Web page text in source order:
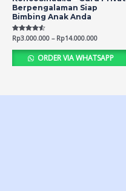
Berpengalaman Siap
Bimbing Anak Anda
Rated
4.54
out of 5
Rp3.000.000 – Rp14.000.000
ORDER VIA WHATSAPP